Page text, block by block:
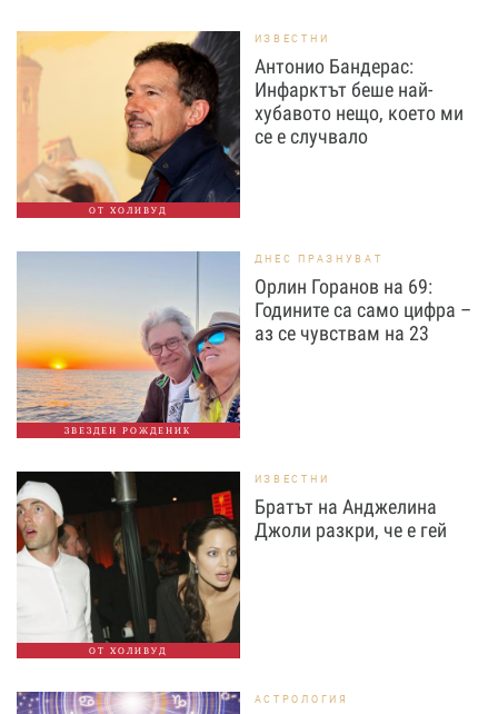
ОТ ХОЛИВУД
ИЗВЕСТНИ
Антонио Бандерас:
Инфарктът беше най-
хубавото нещо, което ми
се е случвало
ЗВЕЗДЕН РОЖДЕНИК
ДНЕС ПРАЗНУВАТ
Орлин Горанов на 69:
Годините са само цифра –
аз се чувствам на 23
ОТ ХОЛИВУД
ИЗВЕСТНИ
Братът на Анджелина
Джоли разкри, че е гей
АСТРОЛОГИЯ